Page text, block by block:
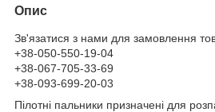
Опис
Зв'язатися з нами для замовлення
+38-050-550-19-04
+38-067-705-33-69
+38-093-699-20-03
Пілотні пальники призначені для